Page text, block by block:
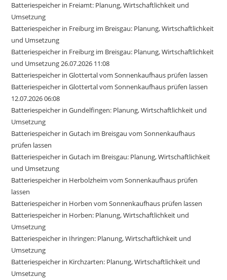
Batteriespeicher in Freiamt: Planung, Wirtschaftlichkeit und
Umsetzung
Batteriespeicher in Freiburg im Breisgau: Planung, Wirtschaftlichkeit
und Umsetzung
Batteriespeicher in Freiburg im Breisgau: Planung, Wirtschaftlichkeit
und Umsetzung 26.07.2026 11:08
Batteriespeicher in Glottertal vom Sonnenkaufhaus prüfen lassen
Batteriespeicher in Glottertal vom Sonnenkaufhaus prüfen lassen
12.07.2026 06:08
Batteriespeicher in Gundelfingen: Planung, Wirtschaftlichkeit und
Umsetzung
Batteriespeicher in Gutach im Breisgau vom Sonnenkaufhaus
prüfen lassen
Batteriespeicher in Gutach im Breisgau: Planung, Wirtschaftlichkeit
und Umsetzung
Batteriespeicher in Herbolzheim vom Sonnenkaufhaus prüfen
lassen
Batteriespeicher in Horben vom Sonnenkaufhaus prüfen lassen
Batteriespeicher in Horben: Planung, Wirtschaftlichkeit und
Umsetzung
Batteriespeicher in Ihringen: Planung, Wirtschaftlichkeit und
Umsetzung
Batteriespeicher in Kirchzarten: Planung, Wirtschaftlichkeit und
Umsetzung